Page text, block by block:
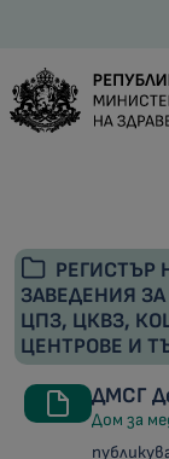
РЕГИСТЪР
ЗАВЕДЕНИЯ
ЦПЗ, ЦКВЗ,
ЦЕНТРОВЕ И
ДМСГ
Дом за